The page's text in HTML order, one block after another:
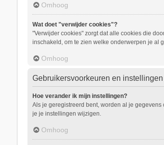
Omhoog
Wat doet "verwijder cookies"?
"Verwijder cookies" zorgt dat alle cookies die
inschakeld, om te zien welke onderwerpen je al
Omhoog
Gebruikersvoorkeuren en instellingen
Hoe verander ik mijn instellingen?
Als je geregistreerd bent, worden al je
je je instellingen wijzigen.
Omhoog